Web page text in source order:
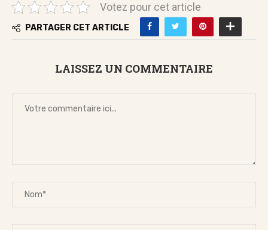
Votez pour cet article
PARTAGER CET ARTICLE
LAISSEZ UN COMMENTAIRE